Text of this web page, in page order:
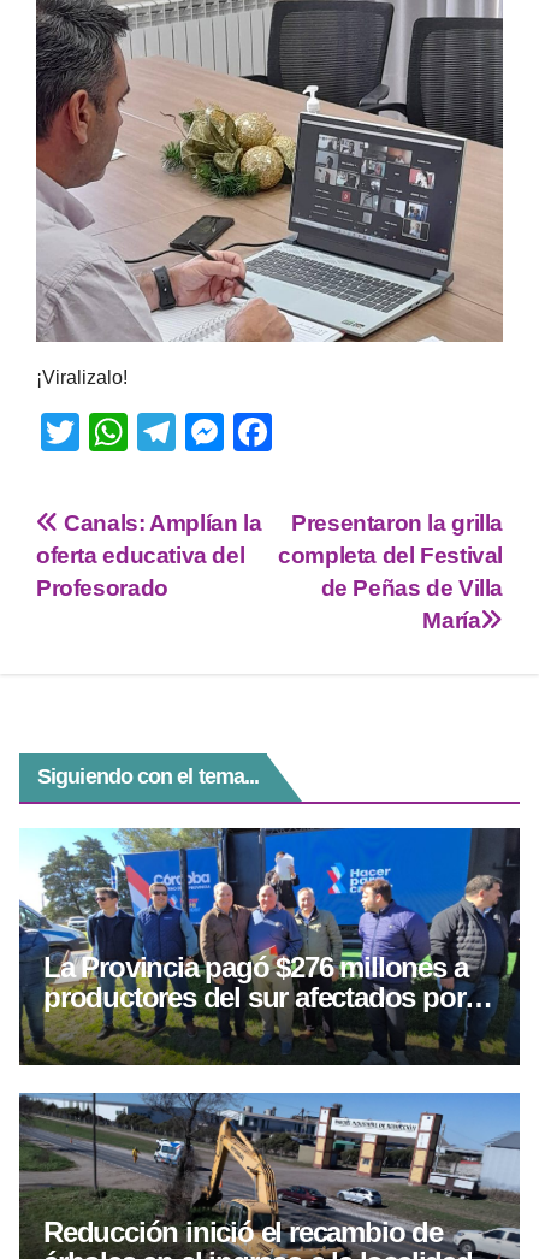
¡Viralizalo!
T
tt
er
W
at
s
A
T
e
gr
M
ss
e
e
Presentaron la grilla
completa del Festival
de Peñas de Villa
María
Canals: Amplían la
oferta educativa del
Profesorado
Siguiendo con el tema...
La Provincia pagó $276 millones a
productores del sur afectados por
eventos climáticos
Reducción inició el recambio de